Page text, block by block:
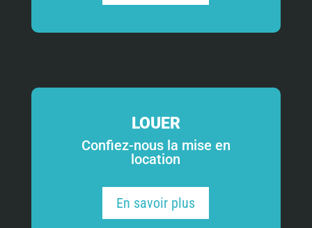
LOUER
Confiez-nous la mise en
location
En savoir plus